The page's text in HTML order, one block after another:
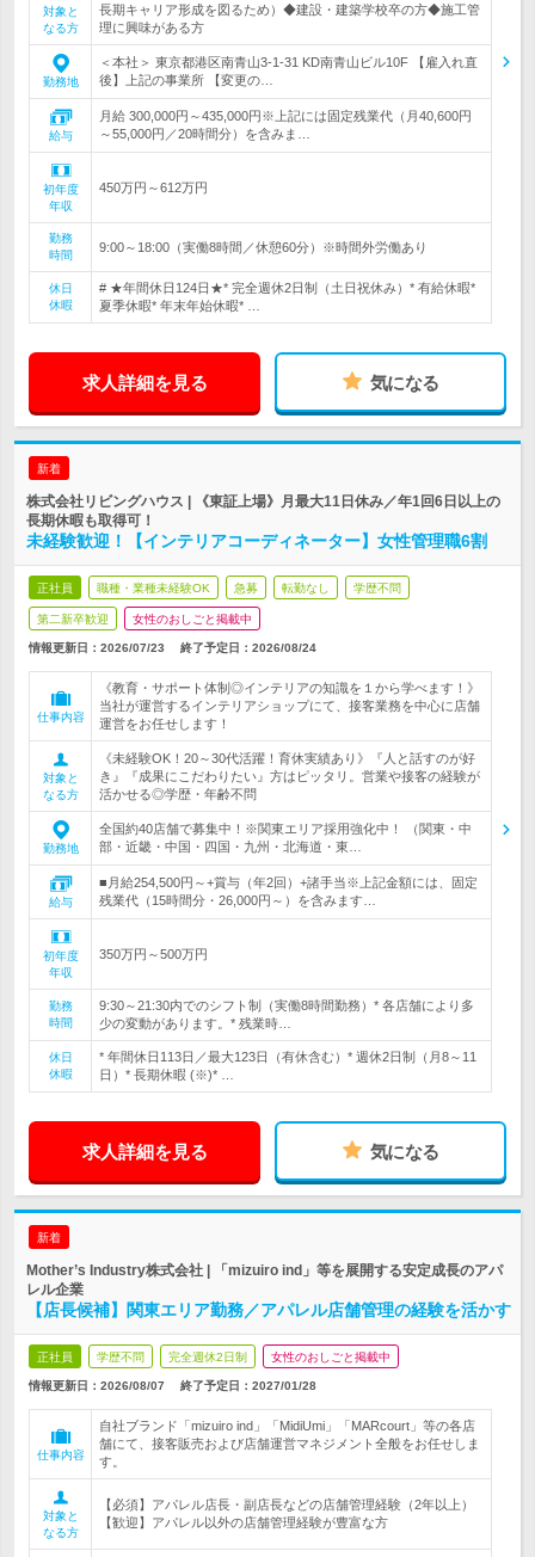
対象と
なる方
長期キャリア形成を図るため）◆建設・建築学校卒の方◆施工管
理に興味がある方
勤務地
＜本社＞ 東京都港区南青山3-1-31 KD南青山ビル10F 【雇入れ直
後】上記の事業所 【変更の…
給与
月給 300,000円～435,000円※上記には固定残業代（月40,600円
～55,000円／20時間分）を含みま…
初年度
年収
450万円～612万円
勤務
時間
9:00～18:00（実働8時間／休憩60分）※時間外労働あり
休日
休暇
# ★年間休日124日★* 完全週休2日制（土日祝休み）* 有給休暇*
夏季休暇* 年末年始休暇* …
求人詳細を見る 気になる
新着
株式会社リビングハウス | 《東証上場》月最大11日休み／年1回6日以上の
長期休暇も取得可！
未経験歓迎！【インテリアコーディネーター】女性管理職6割
正社員 職種・業種未経験OK 急募 転勤なし 学歴不問
第二新卒歓迎 女性のおしごと掲載中
情報更新日：2026/07/23 終了予定日： 2026/08/24
仕事内容
《教育・サポート体制◎インテリアの知識を１から学べます！》
当社が運営するインテリアショップにて、接客業務を中心に店舗
運営をお任せします！
対象と
なる方
《未経験OK！20～30代活躍！育休実績あり》『人と話すのが好
き』『成果にこだわりたい』方はピッタリ。営業や接客の経験が
活かせる◎学歴・年齢不問
勤務地
全国約40店舗で募集中！※関東エリア採用強化中！ （関東・中
部・近畿・中国・四国・九州・北海道・東…
給与
■月給254,500円～+賞与（年2回）+諸手当※上記金額には、固定
残業代（15時間分・26,000円～）を含みます…
初年度
年収
350万円～500万円
勤務
時間
9:30～21:30内でのシフト制（実働8時間勤務）* 各店舗により多
少の変動があります。* 残業時…
休日
休暇
* 年間休日113日／最大123日（有休含む）* 週休2日制（月8～11
日）* 長期休暇 (※)* …
求人詳細を見る 気になる
新着
Mother’s Industry株式会社 | 「mizuiro ind」等を展開する安定成長のアパ
レル企業
【店長候補】関東エリア勤務／アパレル店舗管理の経験を活かす
正社員 学歴不問 完全週休2日制 女性のおしごと掲載中
情報更新日：2026/08/07 終了予定日： 2027/01/28
仕事内容
自社ブランド「mizuiro ind」「MidiUmi」「MARcourt」等の各店
舗にて、接客販売および店舗運営マネジメント全般をお任せしま
す。
対象と
なる方
【必須】アパレル店長・副店長などの店舗管理経験（2年以上）
【歓迎】アパレル以外の店舗管理経験が豊富な方